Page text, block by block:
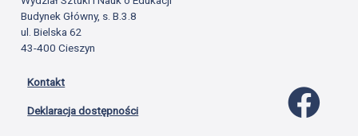
Budynek Główny, s. B.3.8
ul. Bielska 62
43-400 Cieszyn
Kontakt
Deklaracja dostępności